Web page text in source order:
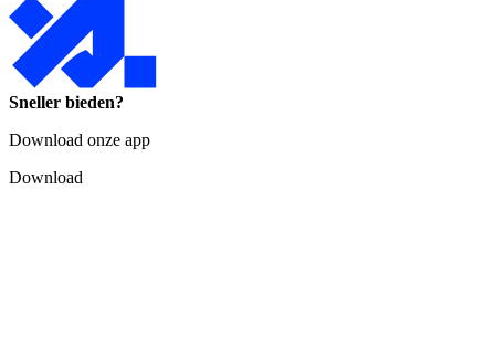
Sneller bieden?
Download onze app
Download